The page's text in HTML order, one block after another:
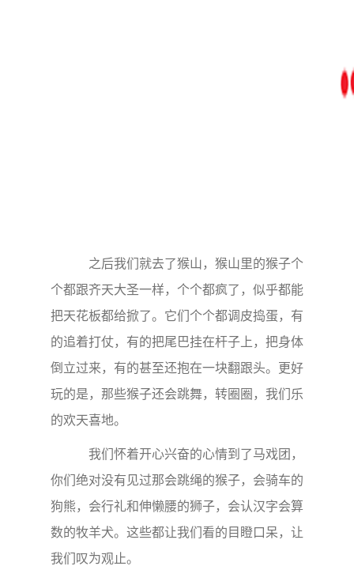
之后我们就去了猴山，猴山里的猴子个
个都跟齐天大圣一样，个个都疯了，似乎都能
把天花板都给掀了。它们个个都调皮捣蛋，有
的追着打仗，有的把尾巴挂在杆子上，把身体
倒立过来，有的甚至还抱在一块翻跟头。更好
玩的是，那些猴子还会跳舞，转圈圈，我们乐
的欢天喜地。
我们怀着开心兴奋的心情到了马戏团，
你们绝对没有见过那会跳绳的猴子，会骑车的
狗熊，会行礼和伸懒腰的狮子，会认汉字会算
数的牧羊犬。这些都让我们看的目瞪口呆，让
我们叹为观止。